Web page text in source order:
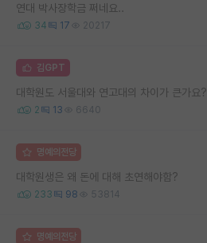
연대 박사장학금 쩌네요..
34 17 20217
김GPT
대학원도 서울대와 연고대의 차이가 큰가요?
2 13 6640
명예의전당
대학원생은 왜 돈에 대해 초연해야함?
233 98 53814
명예의전당